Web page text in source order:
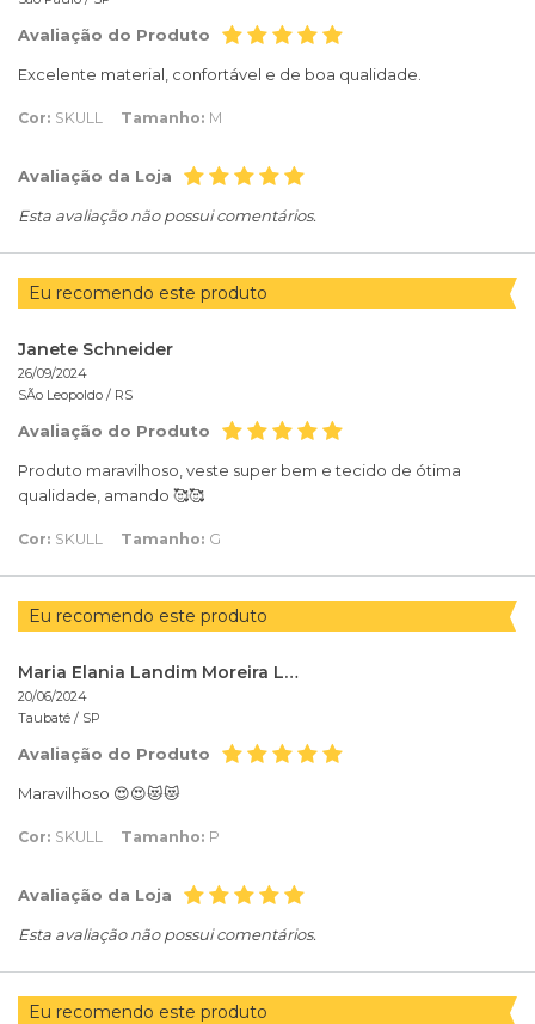
Avaliação do Produto
Excelente material, confortável e de boa qualidade.
Cor: SKULL Tamanho: M
Avaliação da Loja
Esta avaliação não possui comentários.
Eu recomendo este produto
Janete Schneider
26/09/2024
SÃo Leopoldo / RS
Avaliação do Produto
Produto maravilhoso, veste super bem e tecido de ótima
qualidade, amando 🥰🥰
Cor: SKULL Tamanho: G
Eu recomendo este produto
Maria Elania Landim Moreira Landim
20/06/2024
Taubaté / SP
Avaliação do Produto
Maravilhoso 😍😍😻😻
Cor: SKULL Tamanho: P
Avaliação da Loja
Esta avaliação não possui comentários.
Eu recomendo este produto